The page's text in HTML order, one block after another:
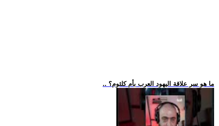
.. ما هو سر علاقة اليهود العرب بأم كلثوم؟